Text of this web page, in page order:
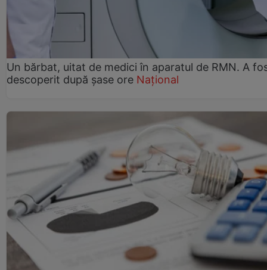
Un bărbat, uitat de medici în aparatul de RMN. A
descoperit după șase ore Național